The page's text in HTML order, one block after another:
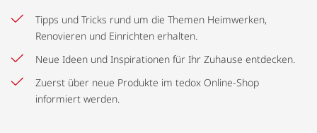
Tipps und Tricks rund um die Themen Heimwerken,
Renovieren und Einrichten erhalten.
Neue Ideen und Inspirationen für Ihr Zuhause entdecken.
Zuerst über neue Produkte im tedox Online-Shop
informiert werden.